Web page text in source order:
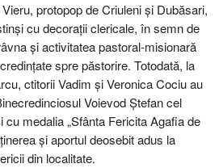
protopop de Criuleni și Dubăsari,
cu decorații clericale, în semn de
și activitatea pastoral-misionară
spre păstorire. Totodată, la
ctitorii Vadim și Veronica Cociu au
Voievod Ștefan cel
cu medalia „Sfânta Fericita Agafia de
și aportul deosebit adus la
din localitate.